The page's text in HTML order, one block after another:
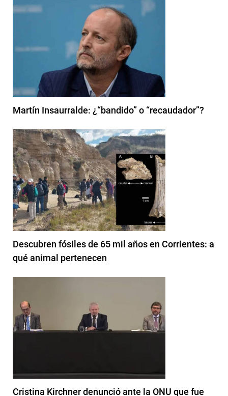
Martín Insaurralde: ¿“bandido” o “recaudador”?
Descubren fósiles de 65 mil años en Corrientes: a
qué animal pertenecen
Cristina Kirchner denunció ante la ONU que fue